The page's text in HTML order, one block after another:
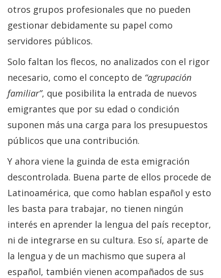
otros grupos profesionales que no pueden
gestionar debidamente su papel como
servidores públicos.
Solo faltan los flecos, no analizados con el rigor
necesario, como el concepto de “agrupación
familiar”, que posibilita la entrada de nuevos
emigrantes que por su edad o condición
suponen más una carga para los presupuestos
públicos que una contribución.
Y ahora viene la guinda de esta emigración
descontrolada. Buena parte de ellos procede de
Latinoamérica, que como hablan español y esto
les basta para trabajar, no tienen ningún
interés en aprender la lengua del país receptor,
ni de integrarse en su cultura. Eso sí, aparte de
la lengua y de un machismo que supera al
español, también vienen acompañados de sus